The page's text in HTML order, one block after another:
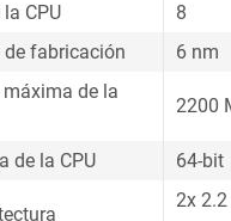
CPU
8
fabricación
6 nm
de la
2200
de la CPU 64-bit
2x